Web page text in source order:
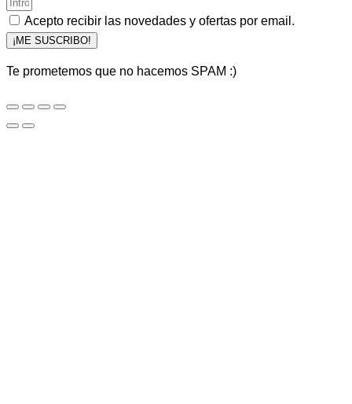
Acepto recibir las novedades y ofertas por email.
¡ME SUSCRIBO!
Te prometemos que no hacemos SPAM :)